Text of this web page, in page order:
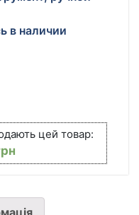
в наличии
цей товар: